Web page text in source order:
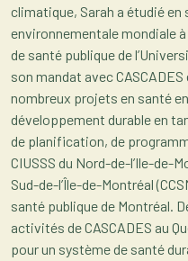
climatique, Sarah a étudié
environnementale mondiale
de santé publique de
son mandat avec
nombreux projets en santé
développement durable en
de planification, de
CIUSSS du Nord-de-l’Ile-de-
Sud-de-l’Île-de-Montréal
santé publique de Montréal.
activités de CASCADES au
pour un système de santé